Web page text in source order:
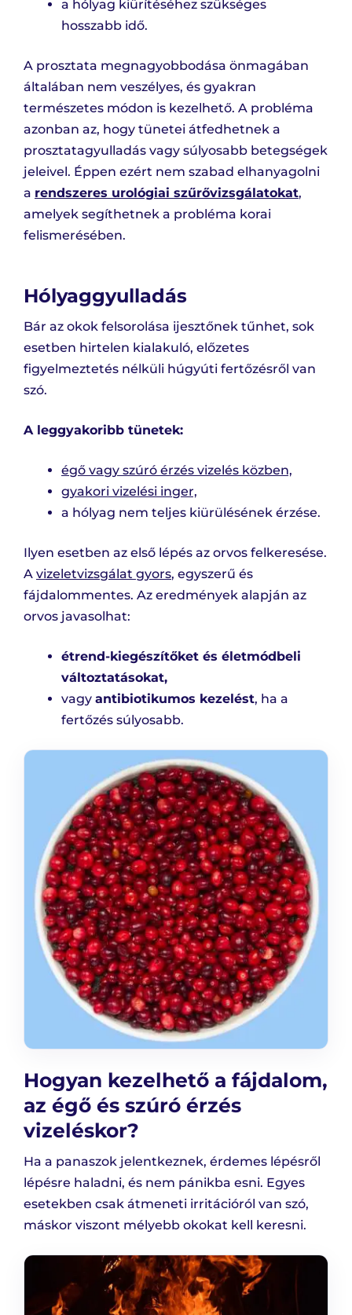
a hólyag kiürítéséhez szükséges
hosszabb idő.
A prosztata megnagyobbodása önmagában
általában nem veszélyes, és gyakran
természetes módon is kezelhető. A probléma
azonban az, hogy tünetei átfedhetnek a
prosztatagyulladás vagy súlyosabb betegségek
jeleivel. Éppen ezért nem szabad elhanyagolni
a rendszeres urológiai szűrővizsgálatokat,
amelyek segíthetnek a probléma korai
felismerésében.
Hólyaggyulladás
Bár az okok felsorolása ijesztőnek tűnhet, sok
esetben hirtelen kialakuló, előzetes
figyelmeztetés nélküli húgyúti fertőzésről van
szó.
A leggyakoribb tünetek:
égő vagy szúró érzés vizelés közben,
gyakori vizelési inger,
a hólyag nem teljes kiürülésének érzése.
Ilyen esetben az első lépés az orvos felkeresése.
A vizeletvizsgálat gyors, egyszerű és
fájdalommentes. Az eredmények alapján az
orvos javasolhat:
étrend-kiegészítőket és életmódbeli
változtatásokat,
vagy antibiotikumos kezelést, ha a
fertőzés súlyosabb.
Hogyan kezelhető a fájdalom,
az égő és szúró érzés
vizeléskor?
Ha a panaszok jelentkeznek, érdemes lépésről
lépésre haladni, és nem pánikba esni. Egyes
esetekben csak átmeneti irritációról van szó,
máskor viszont mélyebb okokat kell keresni.